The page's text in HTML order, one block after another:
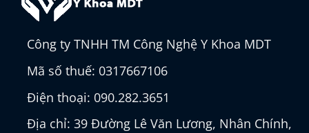
Công ty TNHH TM Công Nghệ Y Khoa MDT
Mã số thuế: 0317667106
Điện thoại: 090.282.3651
Địa chỉ: 39 Đường Lê Văn Lương, Nhân Chính,